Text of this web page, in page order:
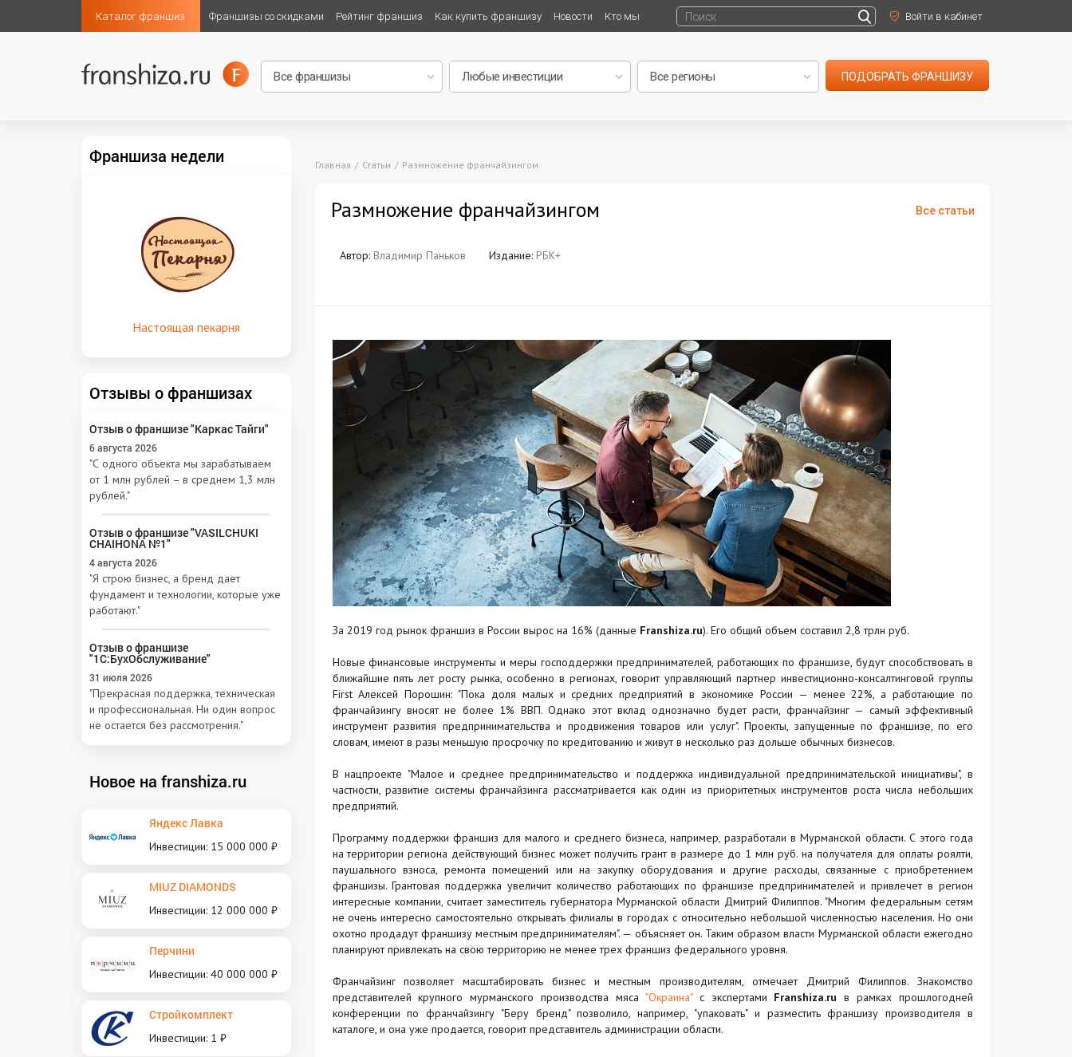
Каталог франшиз Франшизы со скидками Рейтинг франшиз Как купить франшизу Новости Кто мы Войти в кабинет
ПОДОБРАТЬ ФРАНШИЗУ
Главная Статьи Размножение франчайзингом
Все статьи
Размножение франчайзингом
Автор: Владимир Паньков Издание: РБК+
За 2019 год рынок франшиз в России вырос на 16% (данные Franshiza.ru). Его общий объем составил 2,8 трлн руб.
Новые финансовые инструменты и меры господдержки предпринимателей, работающих по франшизе, будут способствовать в
ближайшие пять лет росту рынка, особенно в регионах, говорит управляющий партнер инвестиционно-консалтинговой группы
First Алексей Порошин: "Пока доля малых и средних предприятий в экономике России — менее 22%, а работающие по
франчайзингу вносят не более 1% ВВП. Однако этот вклад однозначно будет расти, франчайзинг — самый эффективный
инструмент развития предпринимательства и продвижения товаров или услуг". Проекты, запущенные по франшизе, по его
словам, имеют в разы меньшую просрочку по кредитованию и живут в несколько раз дольше обычных бизнесов.
В нацпроекте "Малое и среднее предпринимательство и поддержка индивидуальной предпринимательской инициативы", в
частности, развитие системы франчайзинга рассматривается как один из приоритетных инструментов роста числа небольших
предприятий.
Программу поддержки франшиз для малого и среднего бизнеса, например, разработали в Мурманской области. С этого года
на территории региона действующий бизнес может получить грант в размере до 1 млн руб. на получателя для оплаты роялти,
паушального взноса, ремонта помещений или на закупку оборудования и другие расходы, связанные с приобретением
франшизы. Грантовая поддержка увеличит количество работающих по франшизе предпринимателей и привлечет в регион
интересные компании, считает заместитель губернатора Мурманской области Дмитрий Филиппов. "Многим федеральным сетям
не очень интересно самостоятельно открывать филиалы в городах с относительно небольшой численностью населения. Но они
охотно продадут франшизу местным предпринимателям". — объясняет он. Таким образом власти Мурманской области ежегодно
планируют привлекать на свою территорию не менее трех франшиз федерального уровня.
Франчайзинг позволяет масштабировать бизнес и местным производителям, отмечает Дмитрий Филиппов. Знакомство
представителей крупного мурманского производства мяса "Окраина"с экспертами Franshiza.ru в рамках прошлогодней
конференции по франчайзингу "Беру бренд" позволило, например, "упаковать" и разместить франшизу производителя в
каталоге, и она уже продается, говорит представитель администрации области.
Франшиза недели
Настоящая пекарня
Отзывы о франшизах
Отзыв о франшизе "Каркас Тайги"
6 августа 2026
"С одного объекта мы зарабатываем
от 1 млн рублей – в среднем 1,3 млн
рублей."
Отзыв о франшизе "VASILCHUKI
CHAIHONA №1"
4 августа 2026
"Я строю бизнес, а бренд дает
фундамент и технологии, которые уже
работают."
Отзыв о франшизе
"1С:БухОбслуживание"
31 июля 2026
"Прекрасная поддержка, техническая
и профессиональная. Ни один вопрос
не остается без рассмотрения."
Новое на franshiza.ru
Яндекс Лавка
Инвестиции: 15 000 000 ₽
MIUZ DIAMONDS
Инвестиции: 12 000 000 ₽
Перчини
Инвестиции: 40 000 000 ₽
Стройкомплект
Инвестиции: 1 ₽